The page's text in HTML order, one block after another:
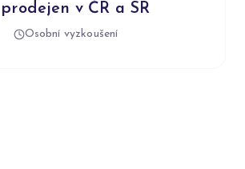
prodejen v ČR a SR
Osobní vyzkoušení